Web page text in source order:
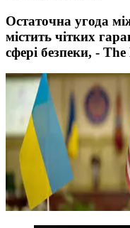
Остаточна угода
містить чітких
сфері безпеки, -